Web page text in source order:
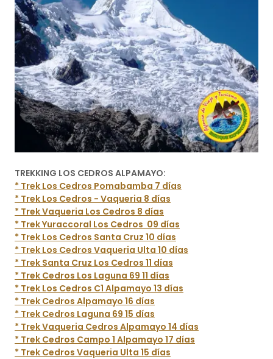
TREKKING LOS CEDROS ALPAMAYO:
* Trek Los Cedros Pomabamba 7 días
* Trek Los Cedros - Vaqueria 8 días
* Trek Vaqueria Los Cedros 8 días
* Trek Yuraccoral Los Cedros 09 días
* Trek Los Cedros Santa Cruz 10 días
* Trek Los Cedros Vaqueria Ulta 10 días
* Trek Santa Cruz Los Cedros 11 días
* Trek Cedros Los Laguna 69 11 días
* Trek Los Cedros C1 Alpamayo 13 días
* Trek Cedros Alpamayo 16 días
* Trek Cedros Laguna 69 15 días
* Trek Vaqueria Cedros Alpamayo 14 días
* Trek Cedros Campo 1 Alpamayo 17 días
* Trek Cedros Vaqueria Ulta 15 días